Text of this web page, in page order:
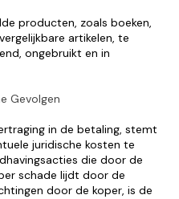
producten, zoals boeken,
artikelen, te
ongebruikt en in
Gevolgen
in de betaling, stemt
juridische kosten te
die door de
schade lijdt door de
door de koper, is de